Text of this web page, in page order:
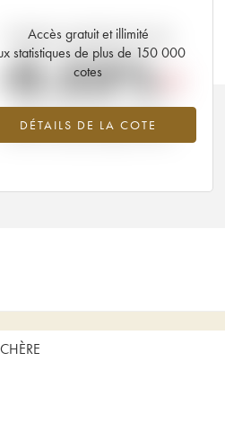
Accès gratuit et illimité
statistiques de plus de 150 000
cotes
DÉTAILS DE LA COTE
Tendance actuelle de la cote
Tendance à la baisse du millésime
2008 en 2026 par rapport à 2025